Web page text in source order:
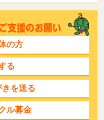
の方
る
を送る
ル募金